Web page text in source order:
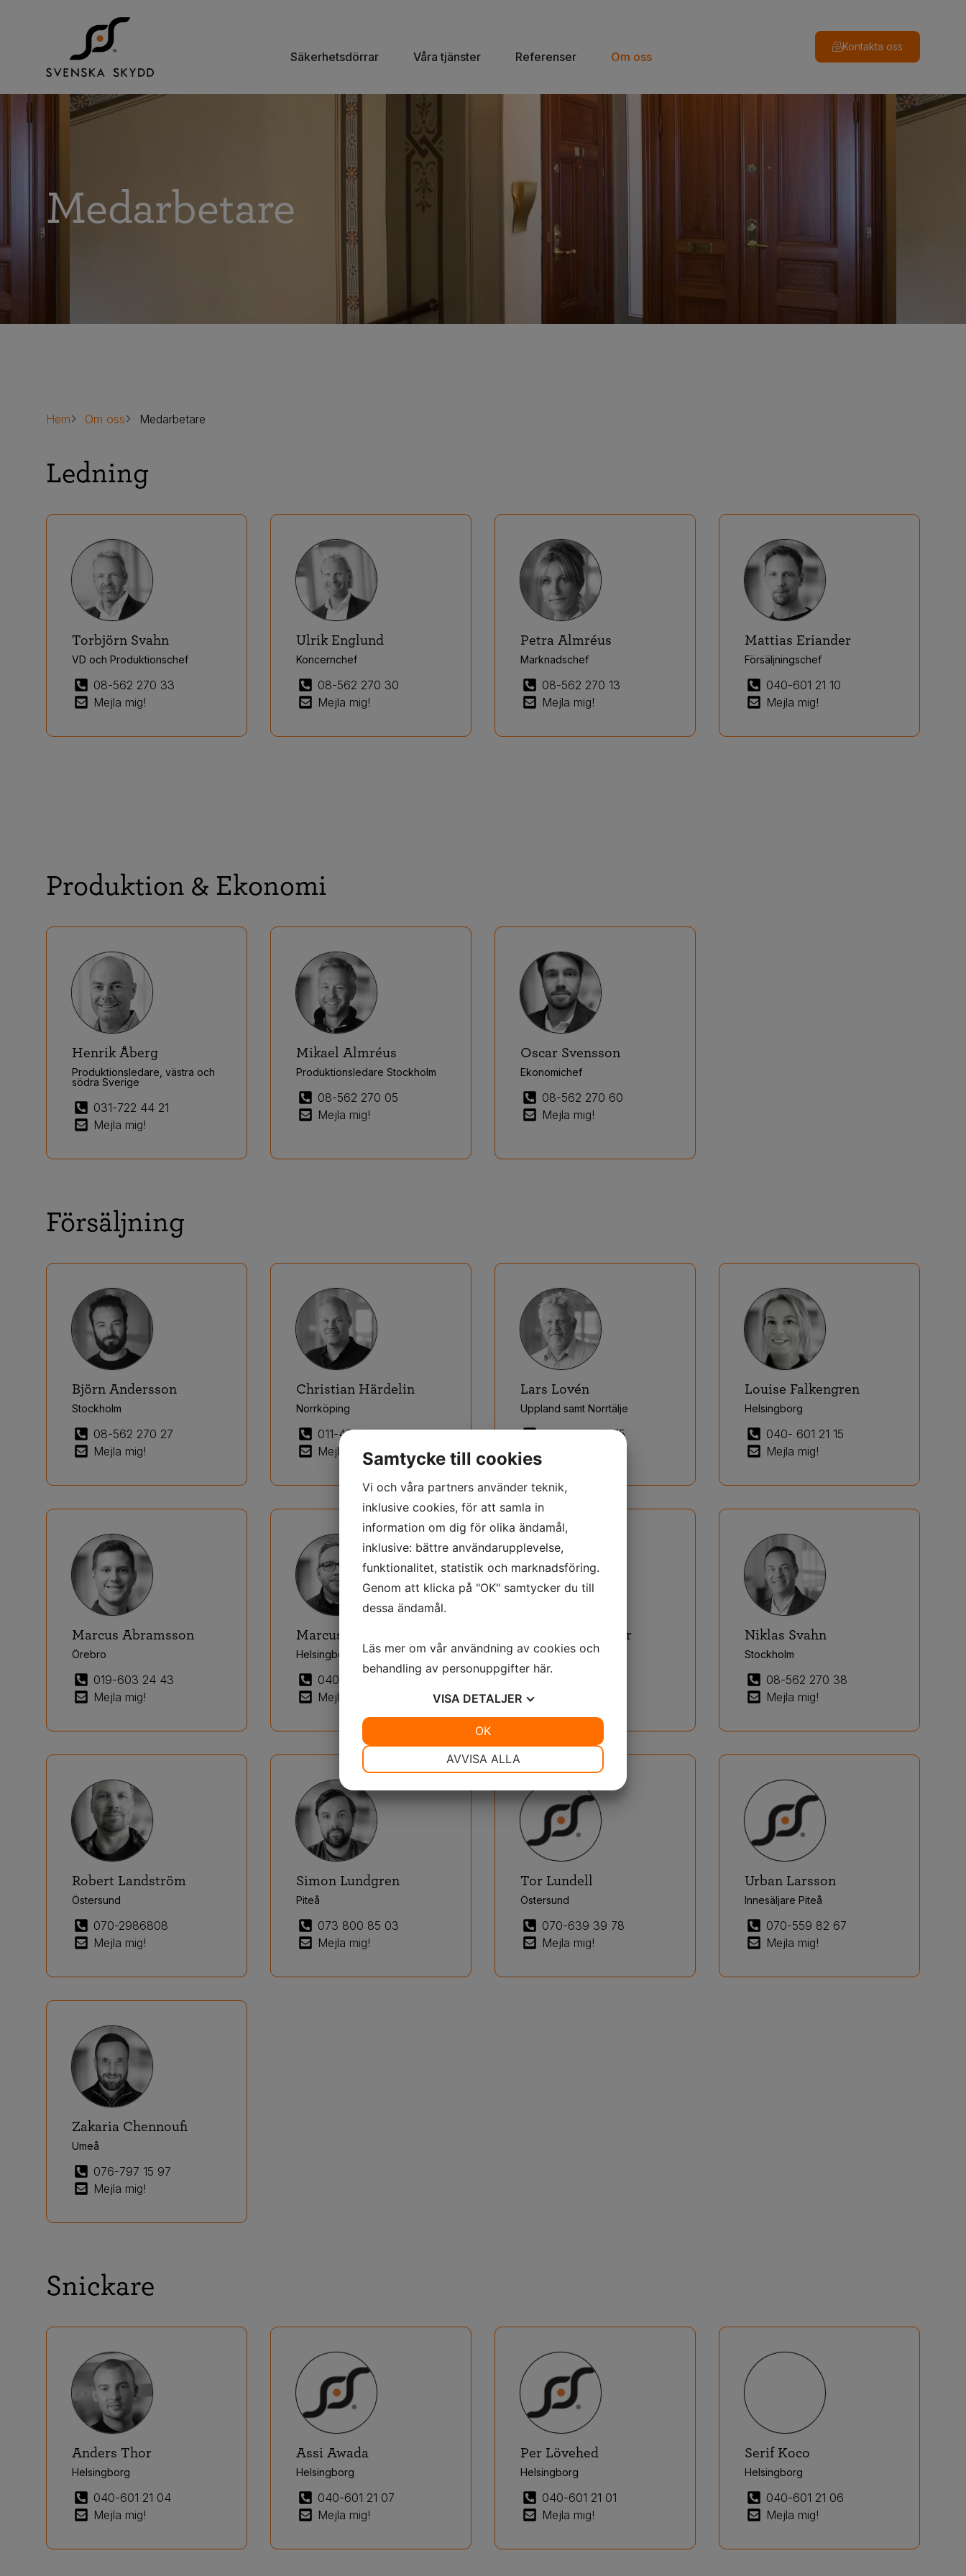
Säkerhetsdörrar Våra tjänster Referenser Om oss
Kontakta oss
Medarbetare
Hem Om oss Medarbetare
Ledning
Torbjörn Svahn
VD och Produktionschef
08-562 270 33
Mejla mig!
Ulrik Englund
Koncernchef
08-562 270 30
Mejla mig!
Petra Almréus
Marknadschef
08-562 270 13
Mejla mig!
Mattias Eriander
Försäljningschef
040-601 21 10
Mejla mig!
Produktion & Ekonomi
Henrik Åberg
Produktionsledare, västra och
södra Sverige
031-722 44 21
Mejla mig!
Mikael Almréus
Produktionsledare Stockholm
08-562 270 05
Mejla mig!
Oscar Svensson
Ekonomichef
08-562 270 60
Mejla mig!
Försäljning
Björn Andersson
Stockholm
08-562 270 27
Mejla mig!
Christian Härdelin
Norrköping
011-470 14 41
Mejla mig!
Lars Lovén
Uppland samt Norrtälje
0730- 97 25 75
Louise Falkengren
Helsingborg
040- 601 21 15
Mejla mig!
Marcus Abramsson
Örebro
019-603 24 43
Mejla mig!
Marcus Eriander
Helsingborg
040-601 21 08
Mejla mig!
Mattias Orgusaar
Umeå
Niklas Svahn
Stockholm
08-562 270 38
Mejla mig!
Robert Landström
Östersund
070-2986808
Mejla mig!
Simon Lundgren
Piteå
073 800 85 03
Mejla mig!
Tor Lundell
Östersund
070-639 39 78
Mejla mig!
Urban Larsson
Innesäljare Piteå
070-559 82 67
Mejla mig!
Zakaria Chennoufi
Umeå
076-797 15 97
Mejla mig!
Snickare
Anders Thor
Helsingborg
040-601 21 04
Mejla mig!
Assi Awada
Helsingborg
040-601 21 07
Mejla mig!
Per Lövehed
Helsingborg
040-601 21 01
Mejla mig!
Serif Koco
Helsingborg
040-601 21 06
Mejla mig!
Samtycke till cookies
Vi och våra partners använder teknik,
inklusive cookies, för att samla in
information om dig för olika ändamål,
inklusive: bättre användarupplevelse,
funktionalitet, statistik och marknadsföring.
Genom att klicka på "OK" samtycker du till
dessa ändamål.
Läs mer om vår användning av cookies och
behandling av personuppgifter här.
VISA DETALJER
STATISTIK
AVVISA ALLA
OK